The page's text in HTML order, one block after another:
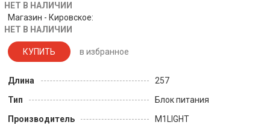
НЕТ В НАЛИЧИИ
Магазин - Кировское:
НЕТ В НАЛИЧИИ
КУПИТЬ в избранное
Длина
257
Тип
Блок питания
Производитель
M1LIGHT